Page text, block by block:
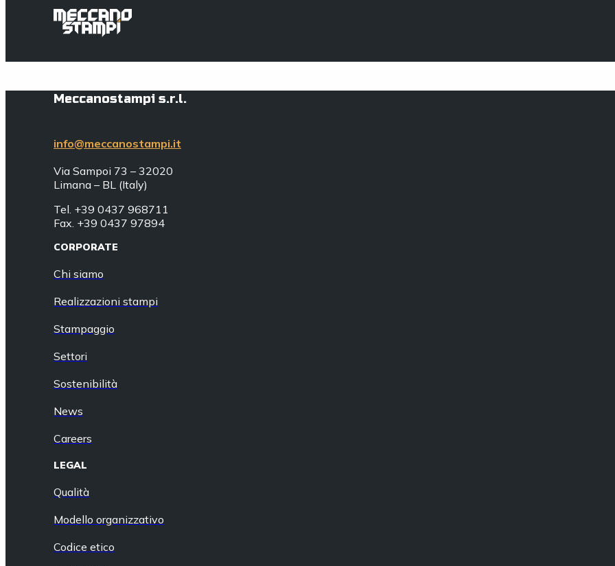
Meccanostampi s.r.l.
info@meccanostampi.it
Via Sampoi 73 – 32020
Limana – BL (Italy)
Tel. +39 0437 968711
Fax. +39 0437 97894
CORPORATE
Chi siamo
Realizzazioni stampi
Stampaggio
Settori
Sostenibilità
News
Careers
LEGAL
Qualità
Modello organizzativo
Codice etico